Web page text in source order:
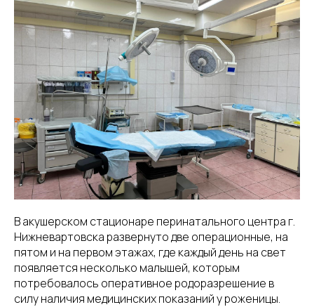
В акушерском стационаре перинатального центра г.
Нижневартовска развернуто две операционные, на
пятом и на первом этажах, где каждый день на свет
появляется несколько малышей, которым
потребовалось оперативное родоразрешение в
силу наличия медицинских показаний у роженицы.